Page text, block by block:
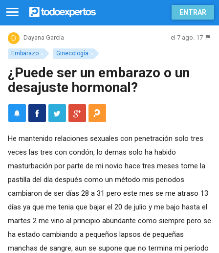
ENTRAR
Embarazo Ginecología
Dayana Garcia el 7 ago. 17
¿Puede ser un embarazo o un
desajuste hormonal?
He mantenido relaciones sexuales con penetración solo tres
veces las tres con condón, lo demas solo ha habido
masturbación por parte de mi novio hace tres meses tome la
pastilla del día después como un método mis periodos
cambiaron de ser días 28 a 31 pero este mes se me atraso 13
días ya que me tenia que bajar el 20 de julio y me bajo hasta el
martes 2 me vino al principio abundante como siempre pero se
ha estado cambiando a pequeños lapsos de pequeñas
manchas de sangre, aun se supone que no termina mi periodo